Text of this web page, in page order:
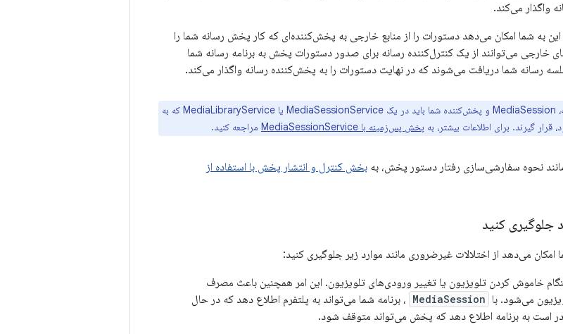
واگذار می‌کند.
به شما امکان می‌دهد دستورات را از منابع خارجی به پخش‌کننده‌ای که کار پخش رسانه شما را
خارجی می‌توانند از یک کنترل‌کننده رسانه برای صدور دستورات پخش به برنامه رسانه شما
رسانه شما دریافت می‌شوند که در نهایت دستورات را به پخش‌کننده رسانه واگذار می‌کند.
هنگام پخش رسانه در پس‌زمینه، MediaSession و پخش‌کننده شما باید در یک MediaSessionService یا MediaLibraryService که به
گیرند. برای اطلاعات بیشتر، به پخش پس‌زمینه با MediaSessionService مراجعه کنید.
نحوه سفارشی‌سازی رفتار دستور پخش، به بخش کنترل و انتشار پخش با استفاده از
جلوگیری کنید
امکان می‌دهد از اختلالات غیرضروری مانند موارد زیر جلوگیری کنید:
خاموش کردن تلویزیون یا تغییر ورودی‌های تلویزیون. این امر همچنین باعث مصرف
می‌شود. با MediaSession ، برنامه شما می‌تواند به پلتفرم اطلاع دهد که در حال
است به برنامه اطلاع دهد که پخش می‌تواند متوقف شود.